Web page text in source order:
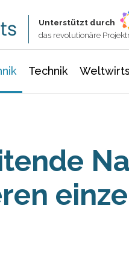
Unterstützt durch
das revolutionäre
Technik